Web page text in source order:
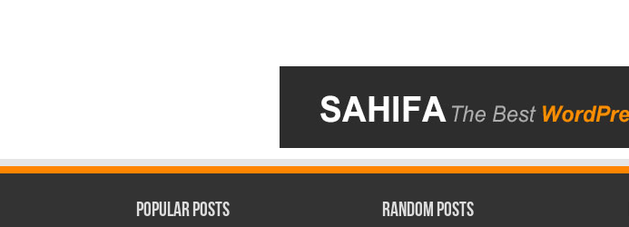
Popular Posts Random Posts